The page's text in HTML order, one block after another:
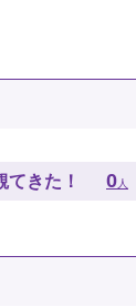
てきた！ 0 人